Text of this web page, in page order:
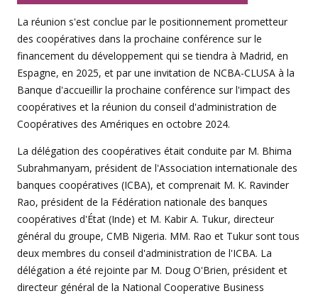
La réunion s'est conclue par le positionnement prometteur
des coopératives dans la prochaine conférence sur le
financement du développement qui se tiendra à Madrid, en
Espagne, en 2025, et par une invitation de NCBA-CLUSA à la
Banque d'accueillir la prochaine conférence sur l'impact des
coopératives et la réunion du conseil d'administration de
Coopératives des Amériques en octobre 2024.
La délégation des coopératives était conduite par M. Bhima
Subrahmanyam, président de l'Association internationale des
banques coopératives (ICBA), et comprenait M. K. Ravinder
Rao, président de la Fédération nationale des banques
coopératives d'État (Inde) et M. Kabir A. Tukur, directeur
général du groupe, CMB Nigeria. MM. Rao et Tukur sont tous
deux membres du conseil d'administration de l'ICBA. La
délégation a été rejointe par M. Doug O'Brien, président et
directeur général de la National Cooperative Business